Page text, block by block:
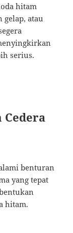
hitam
gelap, atau
serius.
Cedera
benturan
yang tepat
hitam.